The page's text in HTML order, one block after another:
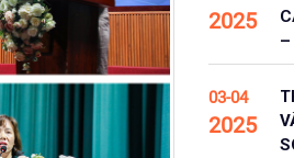
2025
–
03-04
2025